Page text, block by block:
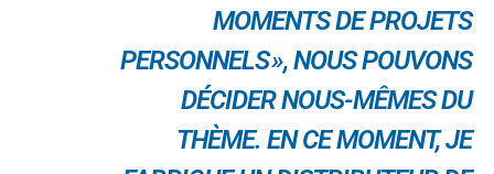
MOMENTS DE PROJETS
PERSONNELS », NOUS POUVONS
DÉCIDER NOUS-MÊMES DU
THÈME. EN CE MOMENT, JE